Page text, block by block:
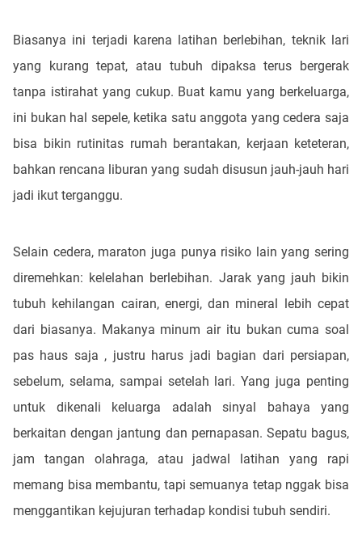
Biasanya ini terjadi karena latihan berlebihan, teknik lari
yang kurang tepat, atau tubuh dipaksa terus bergerak
tanpa istirahat yang cukup. Buat kamu yang berkeluarga,
ini bukan hal sepele, ketika satu anggota yang cedera saja
bisa bikin rutinitas rumah berantakan, kerjaan keteteran,
bahkan rencana liburan yang sudah disusun jauh-jauh hari
jadi ikut terganggu.
Selain cedera, maraton juga punya risiko lain yang sering
diremehkan: kelelahan berlebihan. Jarak yang jauh bikin
tubuh kehilangan cairan, energi, dan mineral lebih cepat
dari biasanya. Makanya minum air itu bukan cuma soal
pas haus saja , justru harus jadi bagian dari persiapan,
sebelum, selama, sampai setelah lari. Yang juga penting
untuk dikenali keluarga adalah sinyal bahaya yang
berkaitan dengan jantung dan pernapasan. Sepatu bagus,
jam tangan olahraga, atau jadwal latihan yang rapi
memang bisa membantu, tapi semuanya tetap nggak bisa
menggantikan kejujuran terhadap kondisi tubuh sendiri.